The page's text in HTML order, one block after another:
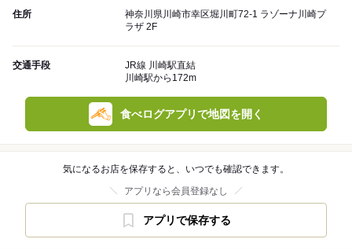
住所
神奈川県川崎市幸区堀川町72-1 ラゾーナ川崎プ
ラザ 2F
交通手段
JR線 川崎駅直結
川崎駅から172m
食べログアプリで地図を開く
気になるお店を保存すると、いつでも確認できます。
アプリなら会員登録なし
アプリで保存する